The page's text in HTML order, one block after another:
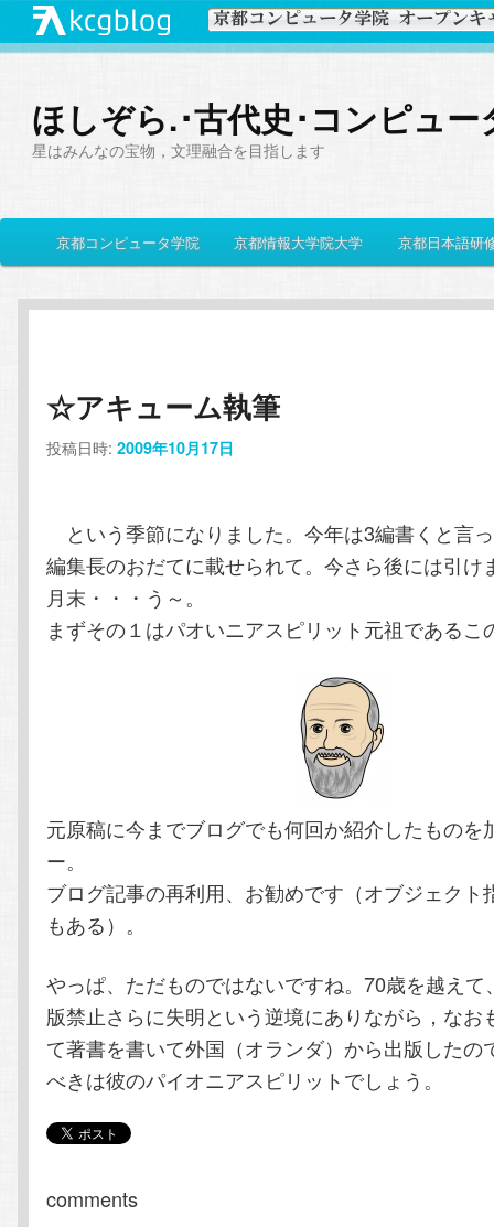
ほしぞら.･古代史･コンピュー
星はみんなの宝物，文理融合を目指します
イ
メ
イ
コ
ン
ン
ツ
サ
ブ
ン
テ
ツ
へ
京都コンピュータ学院 京都情報大学院大学 京都日本語研
☆アキューム執筆
投稿日時:2009年10月17日
という季節になりました。今年は3編書くと言
編集長のおだてに載せられて。今さら後には引け
月末・・・う～。
まずその１はパオいニアスピリット元祖であるこ
元原稿に今までブログでも何回か紹介したものを
ー。
ブログ記事の再利用、お勧めです（オブジェクト
もある）。
やっぱ、ただものではないですね。70歳を越えて
版禁止さらに失明という逆境にありながら，なお
て著書を書いて外国（オランダ）から出版したの
べきは彼のパイオニアスピリットでしょう。
comments